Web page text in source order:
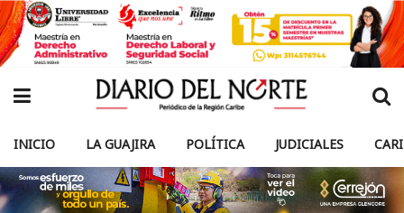
INICIO LA GUAJIRA POLÍTICA JUDICIALES